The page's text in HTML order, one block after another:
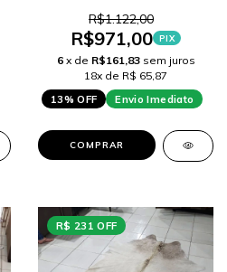
R$1.122,00
R$971,00 PIX
6 x de R$161,83 sem juros
18x de R$ 65,87
13% OFF
Envio Imediato
COMPRAR
R$ 231 OFF